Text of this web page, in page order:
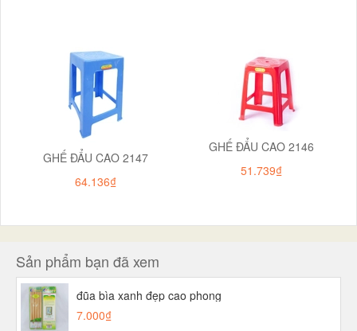
GHẾ ĐẨU CAO 2147
64.136₫
GHẾ ĐẨU CAO 2146
51.739₫
Sản phẩm bạn đã xem
đũa bìa xanh đẹp cao phong
7.000₫